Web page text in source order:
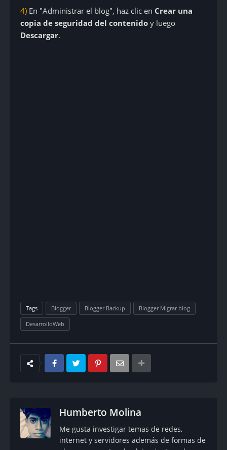
4) En "Administrar el blog", haz clic en Crear una
copia de seguridad del contenido y luego
Descargar.
Tags Blogger Blogger Backup Blogger Migrar blog
DesarrolloWeb
Humberto Molina
Me gusta investigar temas de redes,
internet y servidores además de formas de